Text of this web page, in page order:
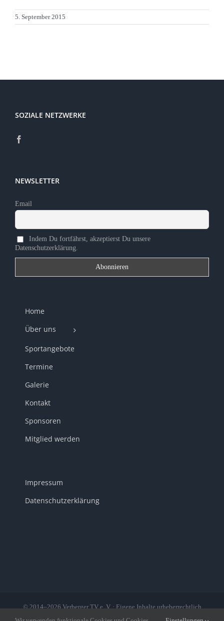
5. September 2015
SOZIALE NETZWERKE
NEWSLETTER
Email
Indem Du fortfährst, akzeptierst Du unsere
Datenschutzerklärung.
Home
Über uns
Sportangebote
Termine
Galerie
Kontakt
Sponsoren
Mitglied werden
Impressum
Datenschutzerklärung
© 2014–2026 Verberger TV e. V. · Eigene Inhalte urheberrechtlich